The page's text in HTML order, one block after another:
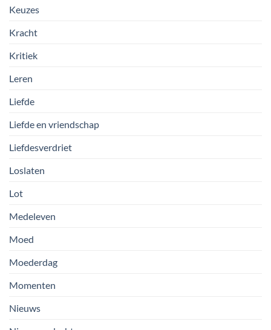
Keuzes
Kracht
Kritiek
Leren
Liefde
Liefde en vriendschap
Liefdesverdriet
Loslaten
Lot
Medeleven
Moed
Moederdag
Momenten
Nieuws